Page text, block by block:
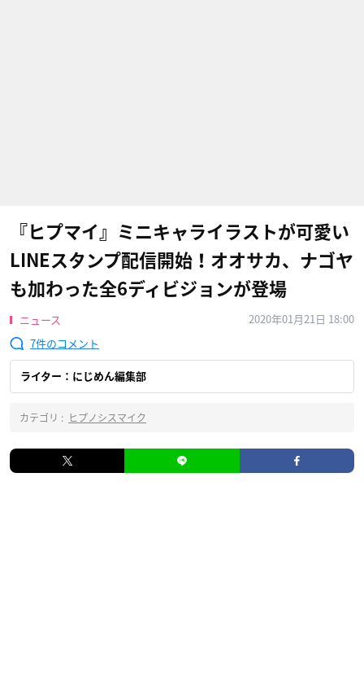
『ヒプマイ』ミニキャライラストが可愛い
LINEスタンプ配信開始！オオサカ、ナゴヤ
も加わった全6ディビジョンが登場
ニュース
2020年01月21日 18:00
7
ライター：にじめん編集部
カテゴリ : ヒプノシスマイク